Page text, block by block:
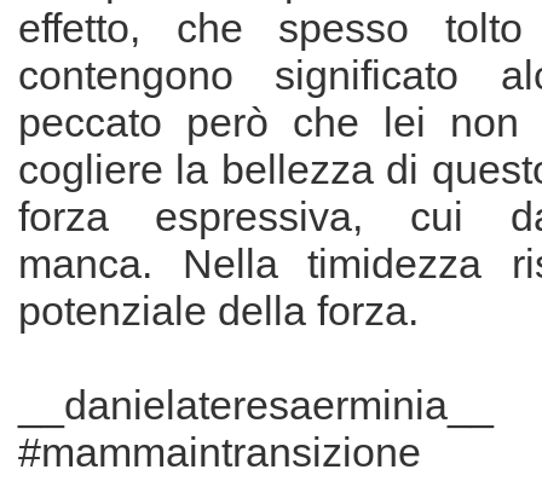
effetto, che spesso
contengono significato
peccato però che lei non
cogliere la bellezza di
forza espressiva, cui
manca. Nella timidezza
potenziale della forza.
__danielateresaerminia__
#mammaintransizione